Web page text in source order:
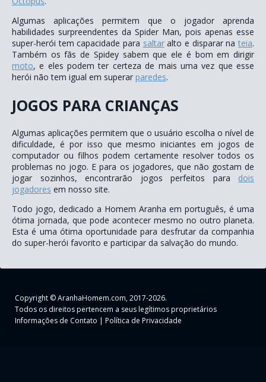
Algumas aplicações permitem que o jogador aprenda
habilidades surpreendentes da Spider Man, pois apenas esse
super-herói tem capacidade para saltaralto e disparar nateia.
Também os fãs de Spidey sabem que ele é bom em dirigir
moto, e eles podem ter certeza de mais uma vez que esse
herói não tem igual em superar paredes.
JOGOS PARA CRIANÇAS
Algumas aplicações permitem que o usuário escolha o nível de
dificuldade, é por isso que mesmo iniciantes em jogos de
computador ou filhos podem certamente resolver todos os
problemas no jogo. E para os jogadores, que não gostam de
jogar sozinhos, encontrarão jogos perfeitos para dois
jogadores em nosso site.
Todo jogo, dedicado a Homem Aranha em português, é uma
ótima jornada, que pode acontecer mesmo no outro planeta.
Esta é uma ótima oportunidade para desfrutar da companhia
do super-herói favorito e participar da salvação do mundo.
Copyright ©AranhaHomem.com, 2017-2026.
Todos os direitos pertencem a seus legítimos proprietários
Informações de Contato | Política de Privacidade